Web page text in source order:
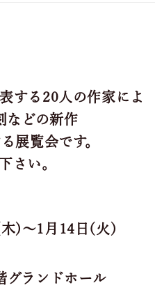
する20人の作家によ
などの新作
展覧会です。
さい。
)～1月14日(火)
ランドホール